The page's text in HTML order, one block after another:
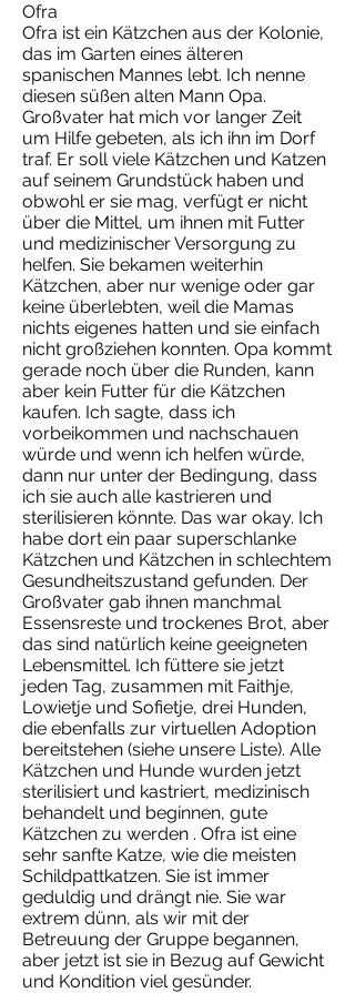
Ofra
Ofra ist ein Kätzchen aus der Kolonie,
das im Garten eines älteren
spanischen Mannes lebt. Ich nenne
diesen süßen alten Mann Opa.
Großvater hat mich vor langer Zeit
um Hilfe gebeten, als ich ihn im Dorf
traf. Er soll viele Kätzchen und Katzen
auf seinem Grundstück haben und
obwohl er sie mag, verfügt er nicht
über die Mittel, um ihnen mit Futter
und medizinischer Versorgung zu
helfen. Sie bekamen weiterhin
Kätzchen, aber nur wenige oder gar
keine überlebten, weil die Mamas
nichts eigenes hatten und sie einfach
nicht großziehen konnten. Opa kommt
gerade noch über die Runden, kann
aber kein Futter für die Kätzchen
kaufen. Ich sagte, dass ich
vorbeikommen und nachschauen
würde und wenn ich helfen würde,
dann nur unter der Bedingung, dass
ich sie auch alle kastrieren und
sterilisieren könnte. Das war okay. Ich
habe dort ein paar superschlanke
Kätzchen und Kätzchen in schlechtem
Gesundheitszustand gefunden. Der
Großvater gab ihnen manchmal
Essensreste und trockenes Brot, aber
das sind natürlich keine geeigneten
Lebensmittel. Ich füttere sie jetzt
jeden Tag, zusammen mit Faithje,
Lowietje und Sofietje, drei Hunden,
die ebenfalls zur virtuellen Adoption
bereitstehen (siehe unsere Liste). Alle
Kätzchen und Hunde wurden jetzt
sterilisiert und kastriert, medizinisch
behandelt und beginnen, gute
Kätzchen zu werden . Ofra ist eine
sehr sanfte Katze, wie die meisten
Schildpattkatzen. Sie ist immer
geduldig und drängt nie. Sie war
extrem dünn, als wir mit der
Betreuung der Gruppe begannen,
aber jetzt ist sie in Bezug auf Gewicht
und Kondition viel gesünder.